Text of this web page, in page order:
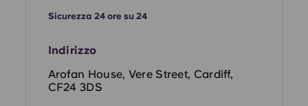
Sicurezza 24 ore su 24
Indirizzo
Arofan House, Vere Street, Cardiff,
CF24 3DS